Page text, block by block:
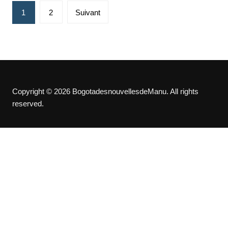
Pagination
des
1 2 Suivant
Copyright © 2026 BogotadesnouvellesdeManu. All rights
reserved.